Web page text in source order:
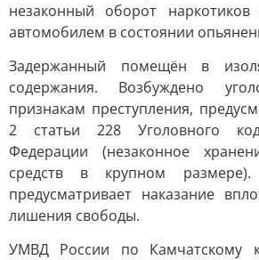
незаконный оборот
автомобилем в состоянии
Задержанный помещён в
содержания. Возбуждено
признакам преступления,
2 статьи 228 Уголовного
Федерации (незаконное
средств в крупном размере).
предусматривает наказание
лишения свободы.
УМВД России по Камчатскому